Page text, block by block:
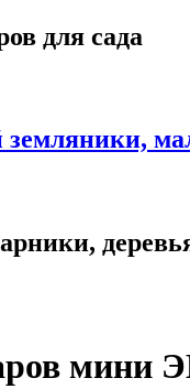
для сада